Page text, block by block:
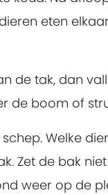
eten
de tak, dan
de boom of
Welke
Zet de bak
weer op de